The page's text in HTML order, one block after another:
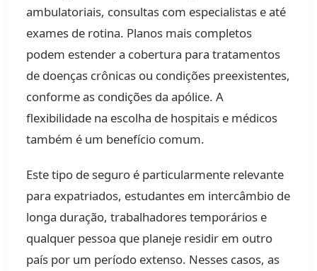
ambulatoriais, consultas com especialistas e até
exames de rotina. Planos mais completos
podem estender a cobertura para tratamentos
de doenças crônicas ou condições preexistentes,
conforme as condições da apólice. A
flexibilidade na escolha de hospitais e médicos
também é um benefício comum.
Este tipo de seguro é particularmente relevante
para expatriados, estudantes em intercâmbio de
longa duração, trabalhadores temporários e
qualquer pessoa que planeje residir em outro
país por um período extenso. Nesses casos, as